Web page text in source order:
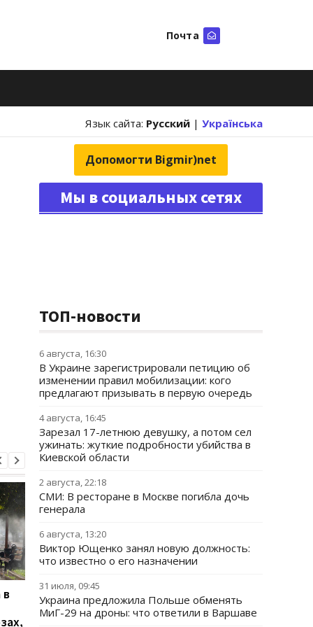
Почта
Язык сайта: Русский | Українська
в
В Ялте раздались
выстрелы и вспыхнул
пожар: оккупационные
Украинцы
о
войны - опрос
Допомогти Bigmir)net
Мы в социальных сетях
ТОП-новости
6 августа, 16:30
В Украине зарегистрировали петицию об
изменении правил мобилизации: кого
предлагают призывать в первую очередь
4 августа, 16:45
Зарезал 17-летнюю девушку, а потом сел
ужинать: жуткие подробности убийства в
Киевской области
2 августа, 22:18
СМИ: В ресторане в Москве погибла дочь
генерала
6 августа, 13:20
Виктор Ющенко занял новую должность:
что известно о его назначении
31 июля, 09:45
Украина предложила Польше обменять
МиГ-29 на дроны: что ответили в Варшаве